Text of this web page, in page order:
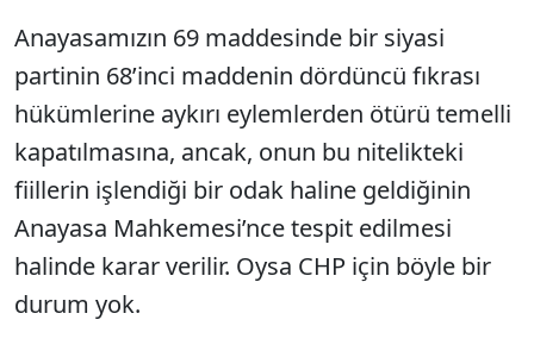
Anayasamızın 69 maddesinde bir siyasi
partinin 68’inci maddenin dördüncü fıkrası
hükümlerine aykırı eylemlerden ötürü temelli
kapatılmasına, ancak, onun bu nitelikteki
fiillerin işlendiği bir odak haline geldiğinin
Anayasa Mahkemesi’nce tespit edilmesi
halinde karar verilir. Oysa CHP için böyle bir
durum yok.